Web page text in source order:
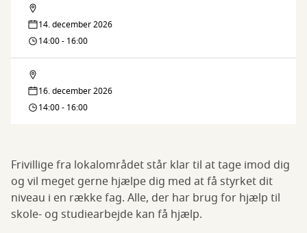
Lektiecaféen
14. december 2026
14:00 - 16:00
Lektiecaféen
16. december 2026
14:00 - 16:00
Frivillige fra lokalområdet står klar til at tage imod dig
og vil meget gerne hjælpe dig med at få styrket dit
niveau i en række fag. Alle, der har brug for hjælp til
skole- og studiearbejde kan få hjælp.